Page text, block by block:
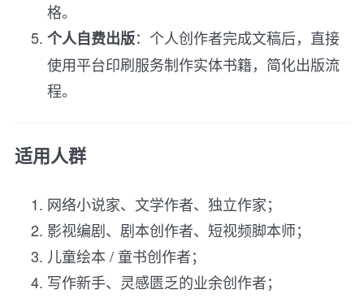
格。
个人自费出版：个人创作者完成文稿后，直接
使用平台印刷服务制作实体书籍，简化出版流
程。
适用人群
网络小说家、文学作者、独立作家；
影视编剧、剧本创作者、短视频脚本师；
儿童绘本 / 童书创作者；
写作新手、灵感匮乏的业余创作者；